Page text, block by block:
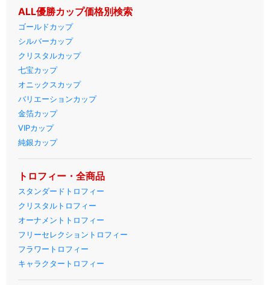
ALL優勝カップ価格別検索
ゴールドカップ
シルバーカップ
クリスタルカップ
七宝カップ
オニックスカップ
バリエーションカップ
金箔カップ
VIPカップ
純銀カップ
トロフィー・全商品
スタンダードトロフィー
クリスタルトロフィー
オーナメントトロフィー
フリーセレクショントロフィー
フラワートロフィー
キャラクタートロフィー